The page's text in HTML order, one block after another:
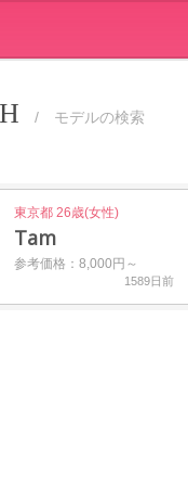
/ モデルの検索
東京都 26歳(女性)
Tam
参考価格：8,000円～
1589日前